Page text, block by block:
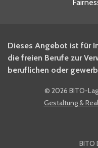
Dieses Angebot ist für
die freien Berufe zur
beruflichen oder
© 2026 BITO-
Gestaltung &
BITO